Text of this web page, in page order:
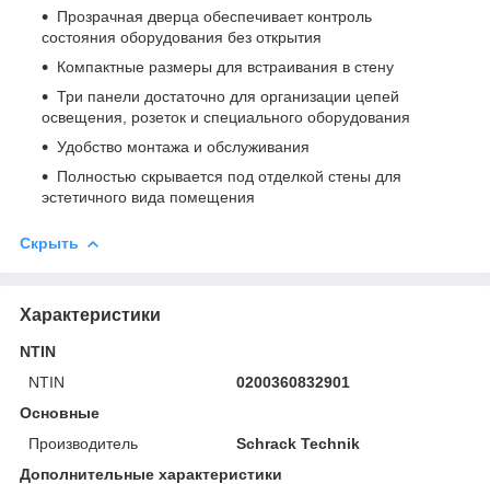
Прозрачная дверца обеспечивает контроль
состояния оборудования без открытия
Компактные размеры для встраивания в стену
Три панели достаточно для организации цепей
освещения, розеток и специального оборудования
Удобство монтажа и обслуживания
Полностью скрывается под отделкой стены для
эстетичного вида помещения
Скрыть
Характеристики
NTIN
NTIN
0200360832901
Основные
Производитель
Schrack Technik
Дополнительные характеристики